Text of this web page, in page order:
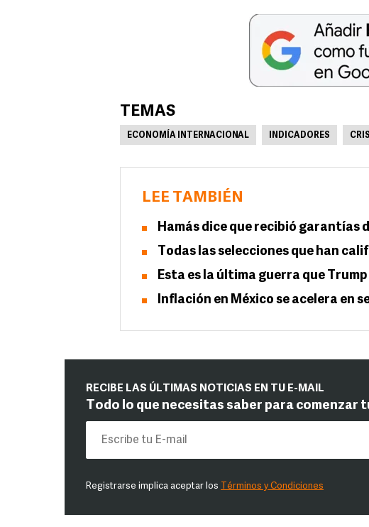
TEMAS
ECONOMÍA INTERNACIONAL INDICADORES
LEE TAMBIÉN
Hamás dice que recibió garantías
Todas las selecciones que han
Esta es la última guerra que
Inflación en México se acelera en
RECIBE LAS ÚLTIMAS NOTICIAS EN TU E-MAIL
Todo lo que necesitas saber para comenzar
Registrarse implica aceptar los Términos y Condiciones